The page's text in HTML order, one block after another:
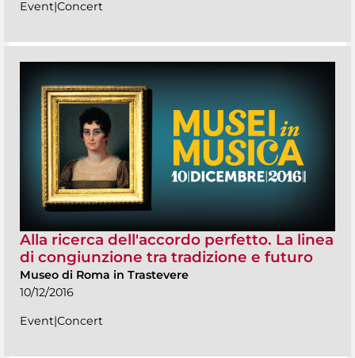
Event|Concert
Alla ricerca dell'accordo perfetto. La linea
di congiunzione tra tradizione e futuro
Museo di Roma in Trastevere
10/12/2016
Event|Concert